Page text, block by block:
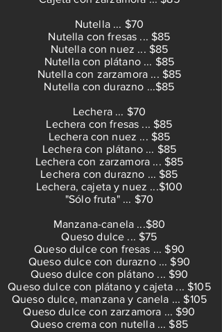
Nutella ... $70
Nutella con fresas ... $85
Nutella con nuez ... $85
Nutella con plátano ... $85
Nutella con zarzamora ... $85
Nutella con durazno ...$85
Lechera ... $70
Lechera con fresas ... $85
Lechera con nuez ... $85
Lechera con plátano ... $85
Lechera con zarzamora ... $85
Lechera con durazno ... $85
Lechera, cajeta y nuez ...$100
"Sólo fruta" ... $70
Manzana-canela ...$80
Queso dulce ... $75
Queso dulce con fresas ... $90
Queso dulce con durazno ... $90
Queso dulce con plátano ... $90
Queso dulce con plátano y cajeta ... $105
Queso dulce, manzana y canela ... $105
Queso dulce con zarzamora ... $90
Queso crema con nutella ... $85